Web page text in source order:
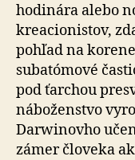
hodinára alebo
kreacionistov,
pohľad na
subatómové
pod ťarchou
náboženstvo
Darwinovho
zámer človeka